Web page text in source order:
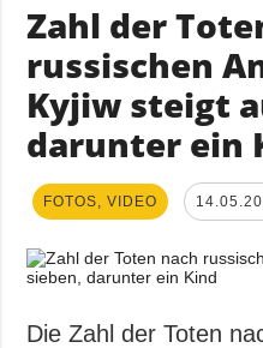
Zahl der
russischen
Kyjiw steigt
darunter ein
FOTOS, VIDEO
Die Zahl der Toten